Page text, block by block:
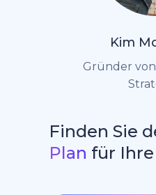
Kim
Gründer
Finden Sie
Plan für